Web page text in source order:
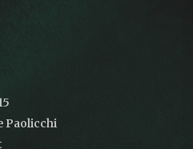
Paolicchi